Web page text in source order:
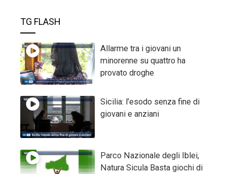
TG FLASH
Allarme tra i giovani un
minorenne su quattro ha
provato droghe
Sicilia: l’esodo senza fine di
giovani e anziani
Parco Nazionale degli Iblei,
Natura Sicula Basta giochi di